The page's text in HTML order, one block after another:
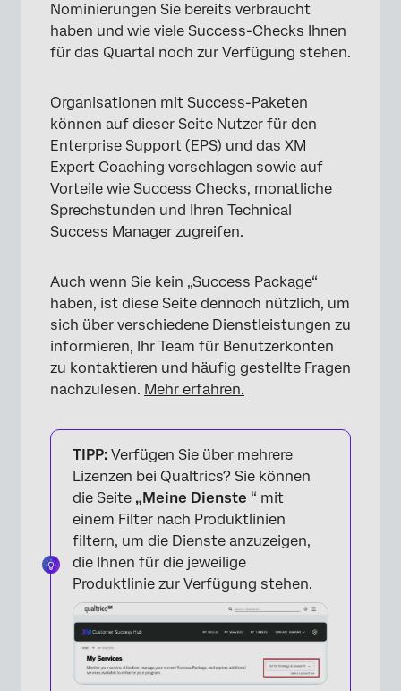
Alle Erfolgspakete vergleichen
Erfahrungen für Organisationen ohne
Success-Pakete
FAQs
Nominierungen Sie bereits verbraucht
haben und wie viele Success-Checks Ihnen
für das Quartal noch zur Verfügung stehen.
Organisationen mit Success-Paketen
können auf dieser Seite Nutzer für den
Enterprise Support (EPS) und das XM
Expert Coaching vorschlagen sowie auf
Vorteile wie Success Checks, monatliche
Sprechstunden und Ihren Technical
Success Manager zugreifen.
Auch wenn Sie kein „Success Package“
haben, ist diese Seite dennoch nützlich, um
sich über verschiedene Dienstleistungen zu
informieren, Ihr Team für Benutzerkonten
zu kontaktieren und häufig gestellte Fragen
nachzulesen. Mehr erfahren.
TIPP: Verfügen Sie über mehrere
Lizenzen bei Qualtrics? Sie können
die Seite „Meine Dienste “ mit
einem Filter nach Produktlinien
filtern, um die Dienste anzuzeigen,
die Ihnen für die jeweilige
Produktlinie zur Verfügung stehen.